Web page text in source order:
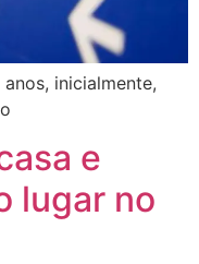
inicialmente,
e
lugar no